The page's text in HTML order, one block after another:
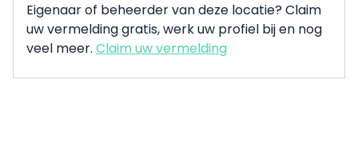
Eigenaar of beheerder van deze locatie? Claim
uw vermelding gratis, werk uw profiel bij en nog
veel meer. Claim uw vermelding